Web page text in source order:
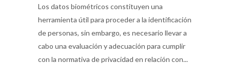
Los datos biométricos constituyen una
herramienta útil para proceder a la identificación
de personas, sin embargo, es necesario llevar a
cabo una evaluación y adecuación para cumplir
con la normativa de privacidad en relación con...